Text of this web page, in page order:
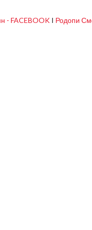
- FACEBOOK I Родопи